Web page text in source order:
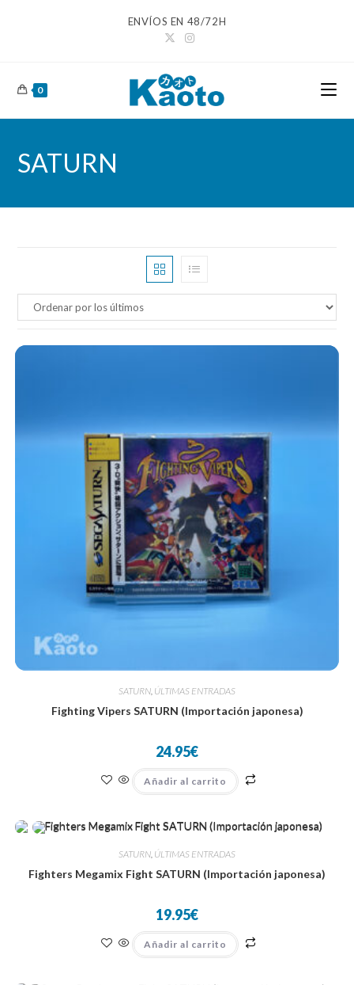
ENVÍOS EN 48/72H
0
SATURN
SATURN ÚLTIMAS ENTRADAS
Fighting Vipers SATURN (Importación japonesa)
24.95€
Añadir al carrito
SATURN ÚLTIMAS ENTRADAS
Fighters Megamix Fight SATURN (Importación japonesa)
19.95€
Añadir al carrito